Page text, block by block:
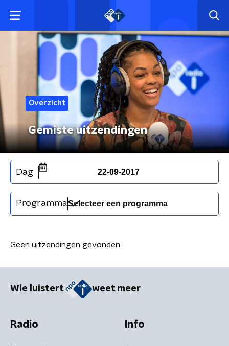
Overzicht
Gemiste uitzendingen
Dag 22-09-2017
Programma
Geen uitzendingen gevonden.
Wie luistert weet meer
Radio Info